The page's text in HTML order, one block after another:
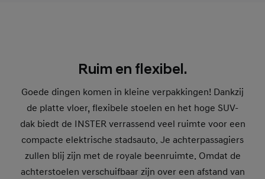
Ruim en flexibel.
Goede dingen komen in kleine verpakkingen! Dankzij
de platte vloer, flexibele stoelen en het hoge SUV-
dak biedt de INSTER verrassend veel ruimte voor een
compacte elektrische stadsauto. Je achterpassagiers
zullen blij zijn met de royale beenruimte. Omdat de
achterstoelen verschuifbaar zijn over een afstand van